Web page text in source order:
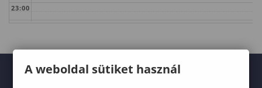
23:00
A weboldal sütiket használ